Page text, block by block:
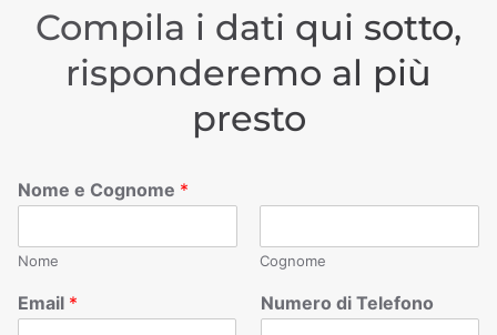
Compila i dati qui sotto,
risponderemo al più
presto
Nome e Cognome *
Nome Cognome
Email * Numero di Telefono